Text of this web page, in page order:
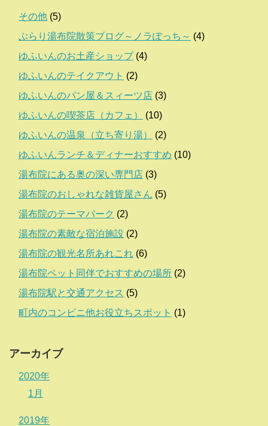
その他 (5)
ぶらり湯布院散策ブログ～ノラぽっち～ (4)
ゆふいんのお土産ショップ(4)
ゆふいんのテイクアウト (2)
ゆふいんのパン屋＆スィーツ店 (3)
ゆふいんの喫茶店（カフェ）
(10)
ゆふいんの温泉（立ち寄り湯）
(2)
ゆふいんランチ＆ディナーおすすめ (10)
湯布院にある奥の深い専門店 (3)
湯布院のおしゃれな雑貨屋さん (5)
湯布院のテーマパーク (2)
湯布院の素敵な宿泊施設 (2)
湯布院の観光名所あれこれ (6)
湯布院ペット同伴でおすすめの場所 (2)
湯布院駅と交通アクセス (5)
町内のコンビニ他お役立ちスポット (1)
アーカイブ
2020年
1月
2019年